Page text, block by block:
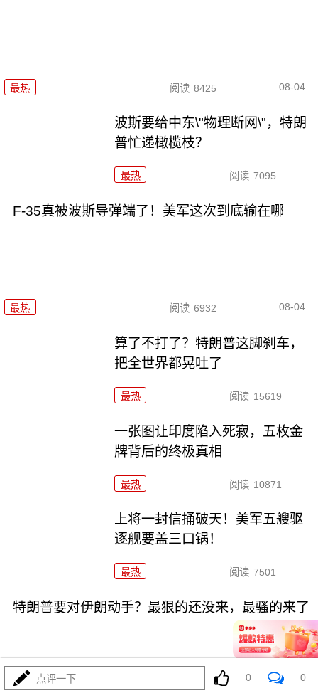
最热 阅读 8425 08-04
波斯要给中东\"物理断网\"，特朗
普忙递橄榄枝？
最热 阅读 7095
F-35真被波斯导弹端了！美军这次到底输在哪
最热 阅读 6932 08-04
算了不打了？特朗普这脚刹车，
把全世界都晃吐了
最热 阅读 15619
一张图让印度陷入死寂，五枚金
牌背后的终极真相
最热 阅读 10871
上将一封信捅破天！美军五艘驱
逐舰要盖三口锅！
最热 阅读 7501
特朗普要对伊朗动手？最狠的还没来，最骚的来了
点评一下 0 0